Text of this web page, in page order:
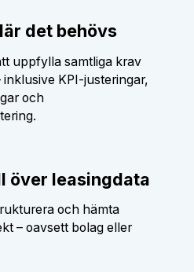
det behövs
uppfylla samtliga krav
inklusive KPI-justeringar,
och
över leasingdata
och hämta
– oavsett bolag eller